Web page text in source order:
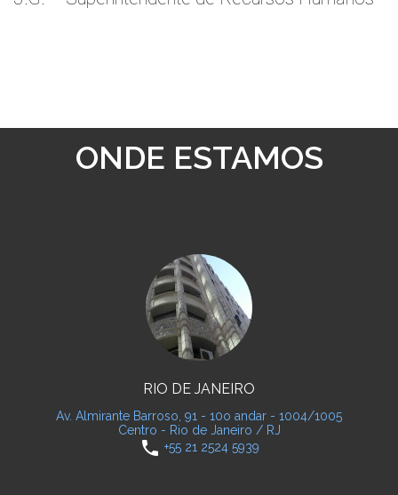
ONDE ESTAMOS
RIO DE JANEIRO
Av. Almirante Barroso, 91 - 10o andar - 1004/1005
Centro - Rio de Janeiro / RJ
phone +55 21 2524 5939